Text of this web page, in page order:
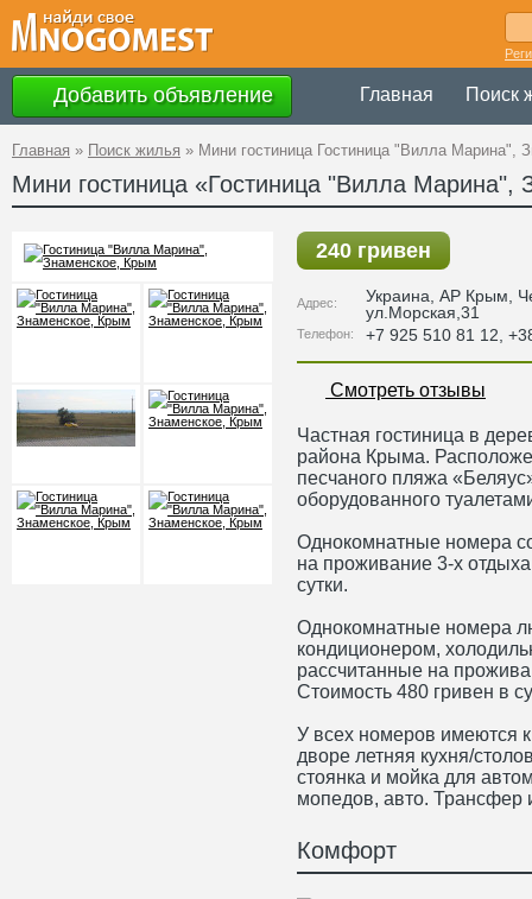
Добавить объявление Главная Поиск
Главная » Поиск жилья » Мини гостиница Гостиница "Вилла Марина",
Мини гостиница «Гостиница "Вилла Марина",
240 гривен
Адрес: Украина АР Крым ,
ул.Морская,31
Телефон: +7 925 510 81 12,
Смотреть отзывы
Частная гостиница в
района Крыма.
песчаного пляжа
оборудованного
Однокомнатные номера
на проживание 3-х
сутки.
Однокомнатные номера
кондиционером,
рассчитанные на
Стоимость 480 гривен в
У всех номеров имеются
дворе летняя кухня/
стоянка и мойка для
мопедов, авто.
Комфорт